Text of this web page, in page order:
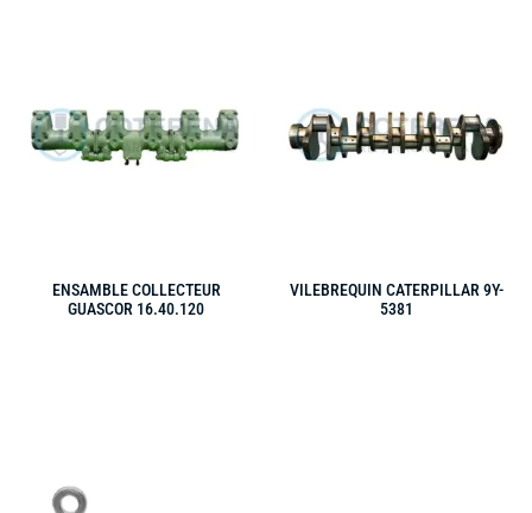
ENSAMBLE COLLECTEUR
GUASCOR 16.40.120
VILEBREQUIN CATERPILLAR 9Y-
5381